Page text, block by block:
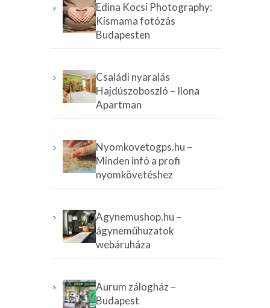
Edina Kocsi Photography:
Kismama fotózás
Budapesten
Családi nyaralás
Hajdúszoboszló – Ilona
Apartman
Nyomkovetogps.hu –
Minden infó a profi
nyomkövetéshez
Agynemushop.hu –
ágyneműhuzatok
webáruháza
Aurum zálogház –
Budapest